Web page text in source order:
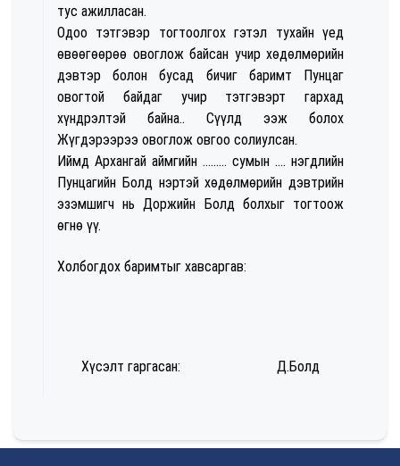
тус ажилласан.
Одоо тэтгэвэр тогтоолгох гэтэл тухайн үед
өвөөгөөрөө овоглож байсан учир хөдөлмөрийн
дэвтэр болон бусад бичиг баримт Пунцаг
овогтой байдаг учир тэтгэвэрт гархад
хүндрэлтэй байна.. Сүүлд ээж болох
Жүгдэрээрээ овоглож овгоо солиулсан.
Иймд Архангай аймгийн ......... сумын .... нэгдлийн
Пунцагийн Болд нэртэй хөдөлмөрийн дэвтрийн
эзэмшигч нь Доржийн Болд болхыг тогтоож
өгнө үү.
Холбогдох баримтыг хавсаргав:
Хүсэлт гаргасан: Д.Болд